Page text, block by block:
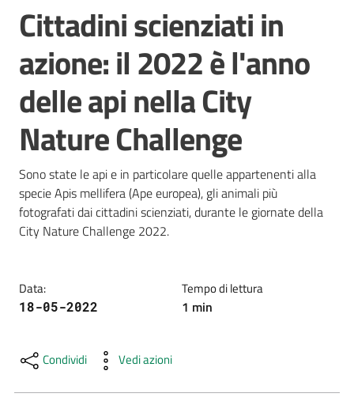
usa
dati
Strumenti
e
risorse
Citizen
Progetti
Educazione
formazione
Salta al contenuto
Cittadini scienziati in
azione: il 2022 è l'anno
delle api nella City
Nature Challenge
Sono state le api e in particolare quelle appartenenti alla
specie Apis mellifera (Ape europea), gli animali più
fotografati dai cittadini scienziati, durante le giornate della
City Nature Challenge 2022.
Data:
18-05-2022
Tempo di lettura
1 min
Condividi Vedi azioni